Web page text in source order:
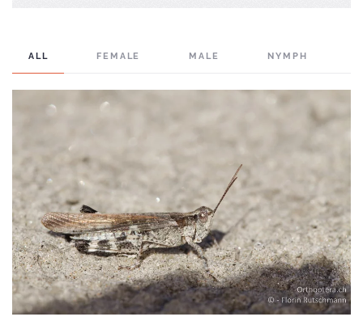
ALL FEMALE MALE NYMPH